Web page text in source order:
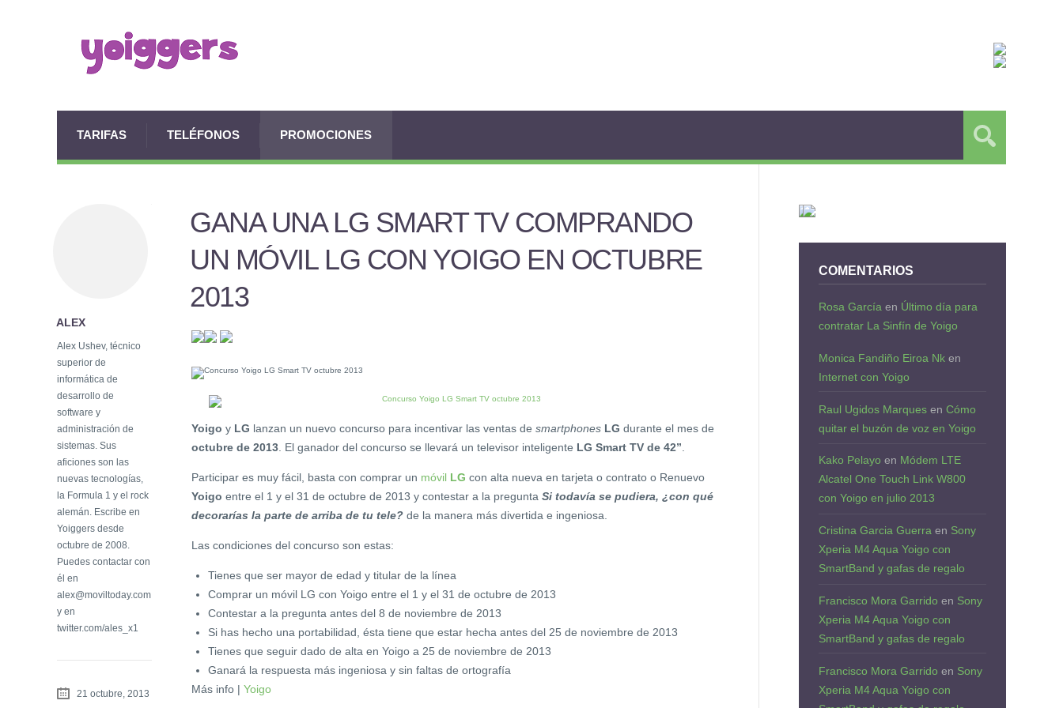
TARIFAS TELÉFONOS PROMOCIONES
GANA UNA LG SMART TV COMPRANDO
UN MÓVIL LG CON YOIGO EN OCTUBRE
2013
Yoigo y LG lanzan un nuevo concurso para incentivar las ventas de smartphones LG durante el mes de
octubre de 2013 . El ganador del concurso se llevará un televisor inteligente LG Smart TV de 42”
Participar es muy fácil, basta con comprar un móvil LG con alta nueva en tarjeta o contrato o Renuevo
Yoigo entre el 1 y el 31 de octubre de 2013 y contestar a la pregunta Si todavía se pudiera, ¿con qué
decorarías la parte de arriba de tu tele? de la manera más divertida e ingeniosa.
Las condiciones del concurso son estas:
Tienes que ser mayor de edad y titular de la línea
Comprar un móvil LG con Yoigo entre el 1 y el 31 de octubre de 2013
Contestar a la pregunta antes del 8 de noviembre de 2013
Si has hecho una portabilidad, ésta tiene que estar hecha antes del 25 de noviembre de 2013
Tienes que seguir dado de alta en Yoigo a 25 de noviembre de 2013
Ganará la respuesta más ingeniosa y sin faltas de ortografía
Más info | Yoigo
ALEX
Alex Ushev, técnico
superior de
informática de
desarrollo de
software y
administración de
sistemas. Sus
aficiones son las
nuevas tecnologías,
la Formula 1 y el rock
alemán. Escribe en
Yoiggers desde
octubre de 2008.
Puedes contactar con
él en
alex@moviltoday.com
y en
twitter.com/ales_x1
21 octubre, 2013
COMENTARIOS
Rosa García en Último día para
contratar La Sinfín de Yoigo
Monica Fandiño Eiroa Nk en
Internet con Yoigo
Raul Ugidos Marques en Cómo
quitar el buzón de voz en Yoigo
Kako Pelayo en Módem LTE
Alcatel One Touch Link W800
con Yoigo en julio 2013
Cristina Garcia Guerra en Sony
Xperia M4 Aqua Yoigo con
SmartBand y gafas de regalo
Francisco Mora Garrido en Sony
Xperia M4 Aqua Yoigo con
SmartBand y gafas de regalo
Francisco Mora Garrido en Sony
Xperia M4 Aqua Yoigo con